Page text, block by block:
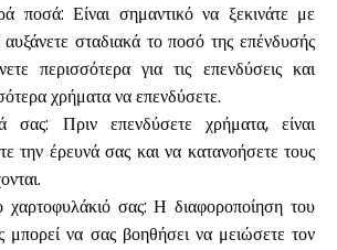
ποσά: Είναι σημαντικό να ξεκινάτε με
σταδιακά το ποσό της επένδυσής
περισσότερα για τις επενδύσεις και
χρήματα να επενδύσετε.
σας: Πριν επενδύσετε χρήματα, είναι
την έρευνά σας και να κατανοήσετε τους
χαρτοφυλάκιό σας: Η διαφοροποίηση του
μπορεί να σας βοηθήσει να μειώσετε τον